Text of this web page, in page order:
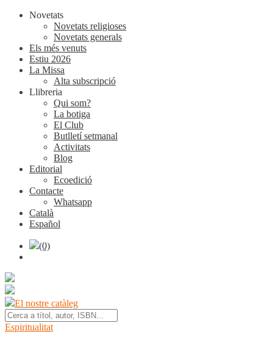
Novetats
Novetats religioses
Novetats generals
Els més venuts
Estiu 2026
La Missa
Alta subscripció
Llibreria
Qui som?
La botiga
El Club
Butlletí setmanal
Activitats
Blog
Editorial
Ecoedició
Contacte
Whatsapp
Català
Español
(0)
El nostre catàleg
Espiritualitat